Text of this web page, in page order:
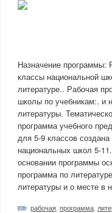
Назначение программы:
классы национальной
литературе.. Рабочая
школы по учебникам:. и
литературы.
программа учебного
для 5-9 классов
национальных школ 5-
основании программы
программа по
литературы и о месте в
рабочая программа